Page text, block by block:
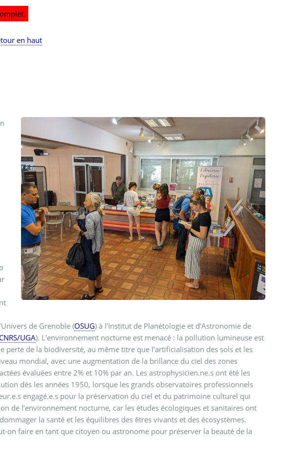
en haut
de Grenoble (OSUG) à l’Institut de Planétologie et d’Astronomie de
UGA). L’environnement nocturne est menacé : la pollution lumineuse est
perte de la biodiversité, au même titre que l’artificialisation des sols et les
mondial, avec une augmentation de la brillance du ciel des zones
évaluées entre 2% et 10% par an. Les astrophysicien.ne.s ont été les
dès les années 1950, lorsque les grands observatoires professionnels
engagé.e.s pour la préservation du ciel et du patrimoine culturel qui
de l’environnement nocturne, car les études écologiques et sanitaires ont
la santé et les équilibres des êtres vivants et des écosystèmes.
on faire en tant que citoyen ou astronome pour préserver la beauté de la